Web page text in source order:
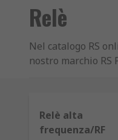
Relè
Nel catalogo RS
nostro marchio RS
I relè sono
una corrente
Relè alta
frequenza/RF